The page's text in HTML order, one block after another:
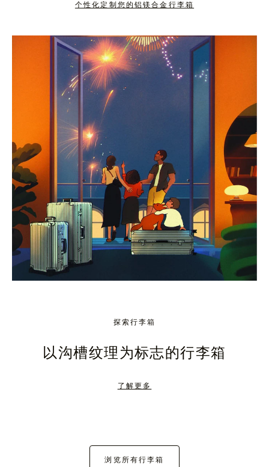
下
击
按
钮
取
消
静
个性化定制您的铝镁合金行李箱
探索行李箱
以沟槽纹理为标志的行李箱
了解更多
浏览所有行李箱